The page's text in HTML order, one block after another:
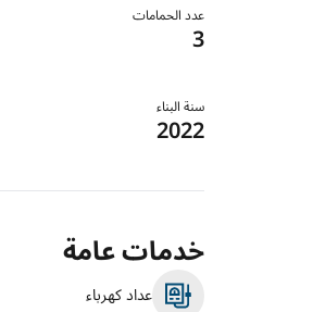
عدد الحمامات
3
سنة البناء
2022
خدمات عامة
عداد كهرباء